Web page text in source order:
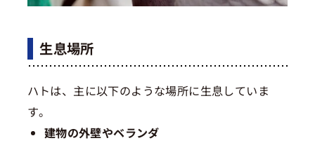
生息場所
ハトは、主に以下のような場所に生息していま
す。
建物の外壁やベランダ